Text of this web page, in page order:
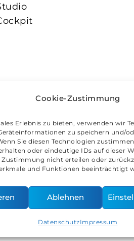
Cookie-Zustimmung
Erlebnis zu bieten, verwenden wir
zu speichern und/
Sie diesen Technologien
oder eindeutige IDs auf dieser
Zustimmung nicht erteilen oder
und Funktionen beeinträchtigt
Ablehnen
DatenschutzImpressum